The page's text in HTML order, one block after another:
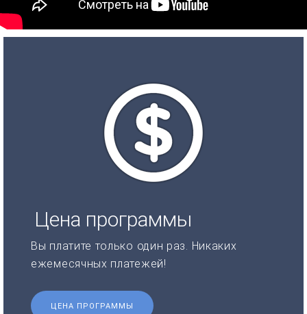
Цена программы
Вы платите только один раз. Никаких
ежемесячных платежей!
ЦЕНА ПРОГРАММЫ